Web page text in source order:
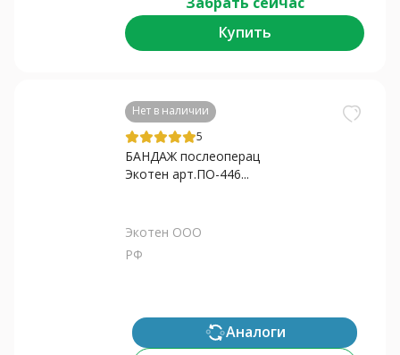
Купить
Нет в наличии
5
БАНДАЖ послеоперац
Экотен арт.ПО-446...
Экотен ООО
РФ
Аналоги